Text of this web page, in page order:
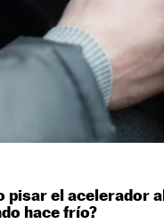
pisar el acelerador
hace frío?